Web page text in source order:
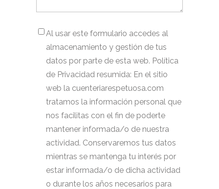
Al usar este formulario accedes al
almacenamiento y gestión de tus
datos por parte de esta web. Política
de Privacidad resumida: En el sitio
web la cuenteriarespetuosa.com
tratamos la información personal que
nos facilitas con el fin de poderte
mantener informada/o de nuestra
actividad. Conservaremos tus datos
mientras se mantenga tu interés por
estar informada/o de dicha actividad
o durante los años necesarios para